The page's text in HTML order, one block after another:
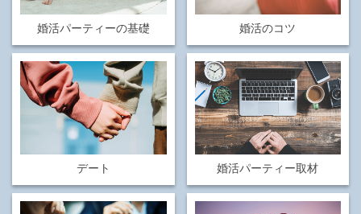
婚活パーティーの基礎 婚活のコツ
デート 婚活パーティー取材